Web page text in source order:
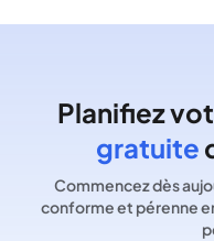
Planifiez
gratuite
Commencez dès
conforme et pérenne